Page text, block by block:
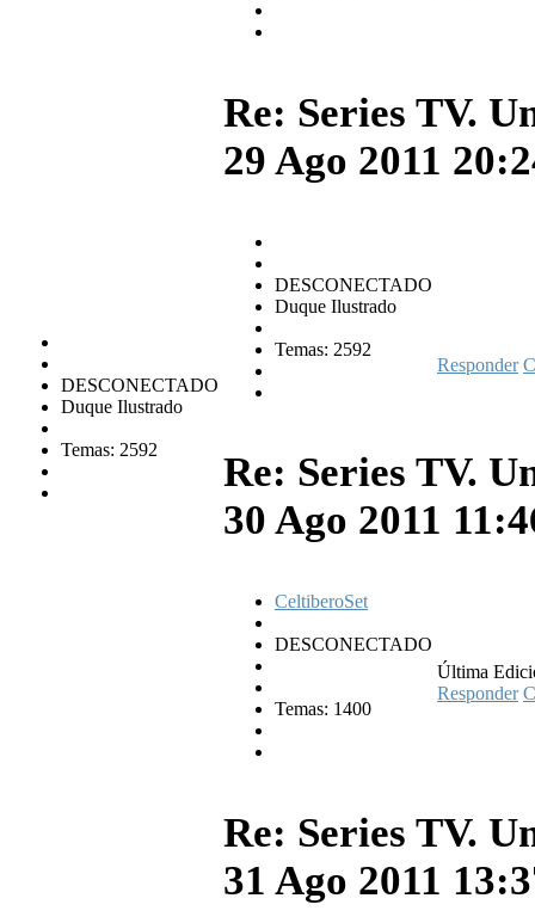
DESCONECTADO
Duque Ilustrado
Temas: 2592
Re: Series TV.
29 Ago 2011
DESCONECTADO
Duque Ilustrado
Temas: 2592
Responder
Re: Series TV.
30 Ago 2011
CeltiberoSet
DESCONECTADO
Temas: 1400
Última
Responder
Re: Series TV.
31 Ago 2011